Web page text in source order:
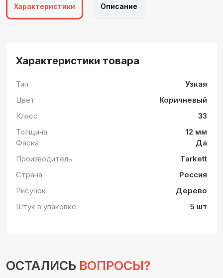
Характеристики Описание
Характеристики товара
Тип
Узкая
Цвет
Коричневый
Класс
33
Толщина
12 мм
Фаска
Да
Производитель
Tarkett
Страна
Россия
Рисунок
Дерево
Штук в упаковке
5 шт
ОСТАЛИСЬ ВОПРОСЫ?